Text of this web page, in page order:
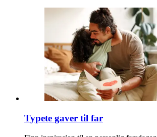
Typete gaver til far